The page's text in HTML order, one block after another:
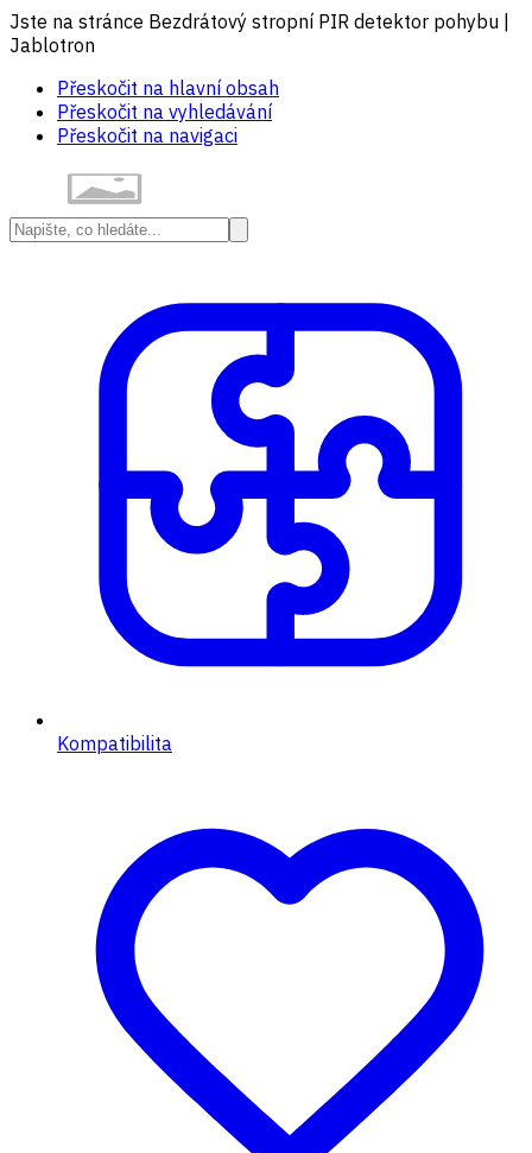
Jste na stránce Bezdrátový stropní PIR detektor pohybu |
Jablotron
Přeskočit na hlavní obsah
Přeskočit na vyhledávání
Přeskočit na navigaci
Kompatibilita